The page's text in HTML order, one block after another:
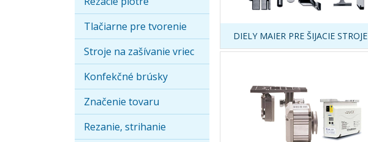
DIELY MAIER PRE ŠIJACIE STROJE
Tlačiarne pre tvorenie
Stroje na zašívanie vriec
Konfekčné brúsky
Značenie tovaru
Rezanie, strihanie